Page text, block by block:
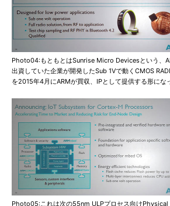
Photo04:もともとはSunrise Micro Devicesという、
出資していた企業が開発したSub 1Vで動くCMOS
を2015年4月にARMが買収、IPとして提供する形にな
Photo05:これは次の55nm ULPプロセス向けPhysical